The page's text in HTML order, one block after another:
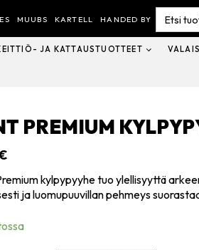
MUUBS KARTELL HANDED BY
Search
for:
JA KATTAUSTUOTTEET
PREMIUM
kylpypyyhe tuo ylellisyyttä
ja luomupuuvillan pehmeys